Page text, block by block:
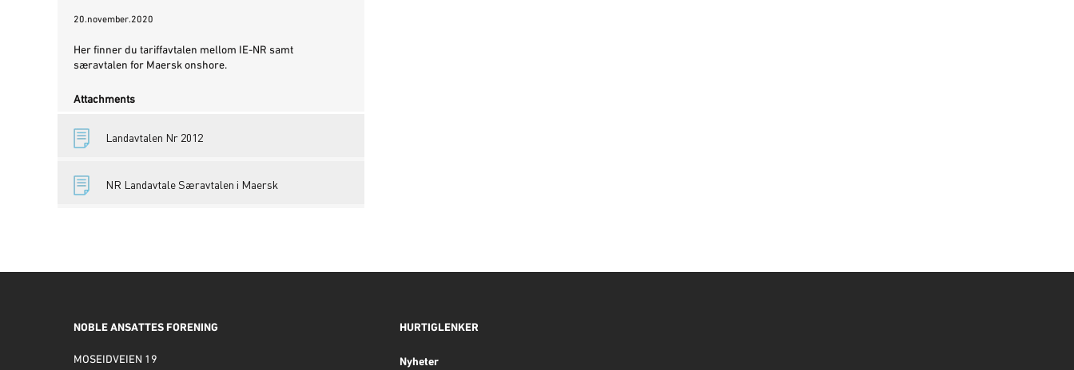
20.november.2020
Her finner du tariffavtalen mellom IE-NR samt
særavtalen for Maersk onshore.
Attachments
Landavtalen Nr 2012
NR Landavtale Særavtalen i Maersk
NOBLE ANSATTES FORENING
MOSEIDVEIEN 19
HURTIGLENKER
Nyheter